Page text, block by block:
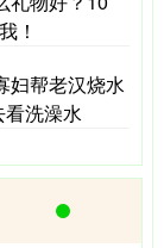
！
妇帮老汉烧水
洗澡水